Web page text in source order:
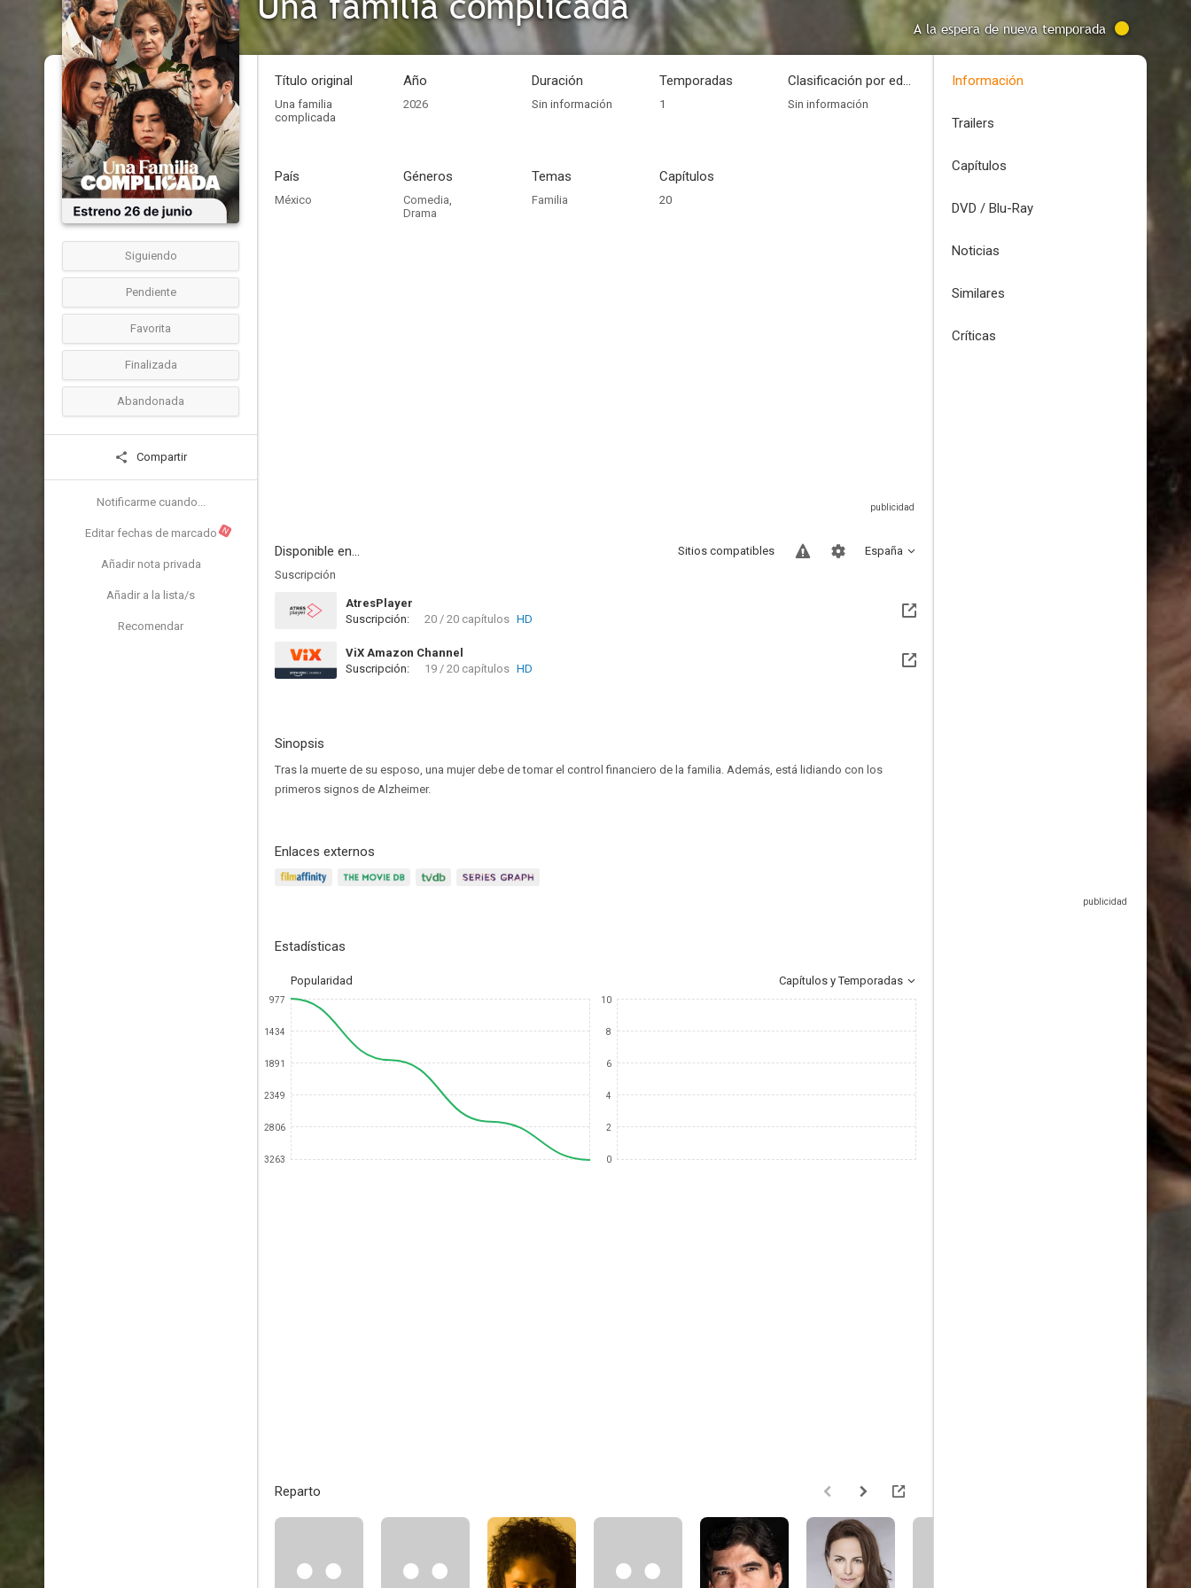
A la espera de nueva temporada
Siguiendo
Pendiente
Favorita
Finalizada
Abandonada
Compartir
Notificarme cuando...
Editar fechas de marcado N
Añadir nota privada
Añadir a la lista/s
Recomendar
Título original
Una familia
complicada
Año
2026
Duración
Sin información
Temporadas
1
Clasificación por edades
Sin información
País
México
Géneros
Comedia,
Drama
Temas
Familia
Capítulos
20
Disponible en... España
Sitios compatibles
Suscripción
AtresPlayer
Suscripción:
20 / 20 capítulos HD
ViX Amazon Channel
Suscripción:
19 / 20 capítulos HD
Sinopsis
Tras la muerte de su esposo, una mujer debe de tomar el control financiero de la familia. Además, está lidiando con los
primeros signos de Alzheimer.
Enlaces externos
Estadísticas
Popularidad Capítulos y Temporadas
977
1434
1891
2349
2806
3263
10
8
6
4
2
0
Reparto
Información
Trailers
Capítulos
DVD / Blu-Ray
Noticias
Similares
Críticas